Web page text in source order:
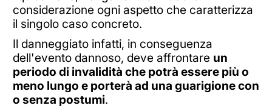
considerazione ogni aspetto che caratterizza
il singolo caso concreto.
Il danneggiato infatti, in conseguenza
dell'evento dannoso, deve affrontare un
periodo di invalidità che potrà essere più o
meno lungo e porterà ad una guarigione con
o senza postumi.